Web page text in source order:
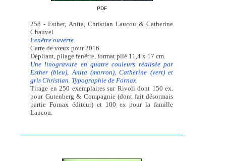
PDF
258 - Esther, Anita, Christian Laucou & Catherine
Chauvel
Fenêtre ouverte.
Carte de vœux pour 2016.
Dépliant, pliage fenêtre, format plié 11,4 x 17 cm.
Une linogravure en quatre couleurs réalisée par
Esther (bleu), Anita (marron), Catherine (vert) et
gris Christian. Typographie de Fornax.
Tirage en 250 exemplaires sur Rivoli dont 150 ex.
pour Gutenberg & Compagnie (dont fait désormais
partie Fornax éditeur) et 100 ex pour la famille
Laucou.